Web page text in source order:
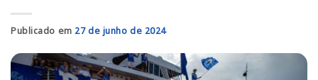
Publicado em 27 de junho de 2024